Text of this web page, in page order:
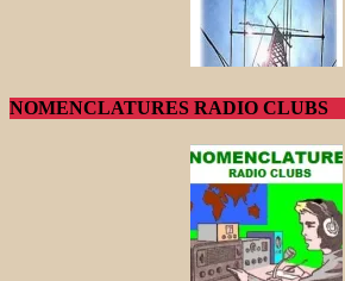
NOMENCLATURES RADIO CLUBS